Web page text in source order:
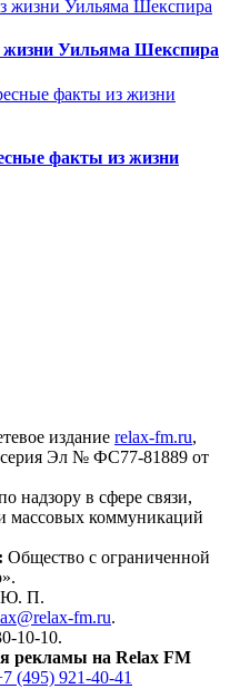
жизни Уильяма Шекспира
факты из жизни
издание relax-fm.ru,
Эл № ФС77-81889 от
надзору в сфере связи,
массовых коммуникаций
Общество с ограниченной
Ю. П.
fm.ru.
10-10.
рекламы на Relax FM
(495) 921-40-41